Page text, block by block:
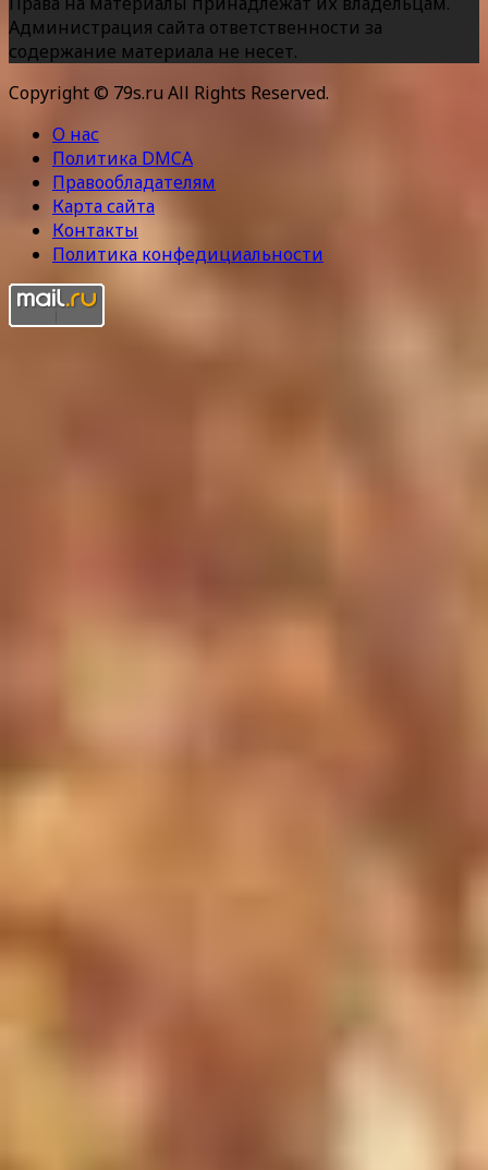
Администрация сайта ответственности за
содержание материала не несет.
Copyright © 79s.ru All Rights Reserved.
О нас
Политика DMCA
Правообладателям
Карта сайта
Контакты
Политика конфедициальности